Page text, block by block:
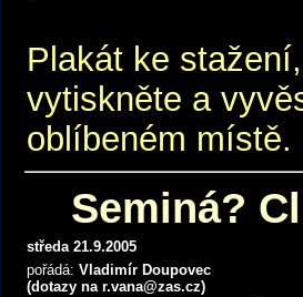
Plakát ke
vytiskněte a
oblíbeném místě.
Seminá?
středa 21.9.2005
pořádá: Vladimír Doupovec
(dotazy na r.vana@zas.cz)